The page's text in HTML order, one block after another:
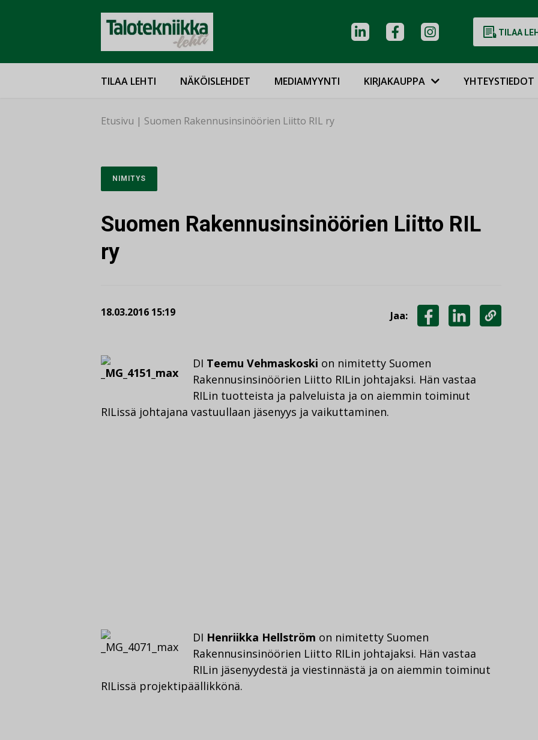
TILAA
TILAA LEHTI NÄKÖISLEHDET MEDIAMYYNTI KIRJAKAUPPA YHTEYSTIEDOT
Etusivu | Suomen Rakennusinsinöörien Liitto RIL ry
NIMITYS
Suomen Rakennusinsinöörien Liitto RIL
ry
18.03.2016 15:19 Jaa:
DI Teemu Vehmaskoski on nimitetty Suomen
Rakennusinsinöörien Liitto RILin johtajaksi. Hän vastaa
RILin tuotteista ja palveluista ja on aiemmin toiminut
RILissä johtajana vastuullaan jäsenyys ja vaikuttaminen.
DI Henriikka Hellström on nimitetty Suomen
Rakennusinsinöörien Liitto RILin johtajaksi. Hän vastaa
RILin jäsenyydestä ja viestinnästä ja on aiemmin toiminut
RILissä projektipäällikkönä.